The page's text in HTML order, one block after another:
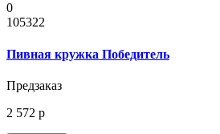
0
105322
Пивная кружка Победитель
Предзаказ
2 572 р